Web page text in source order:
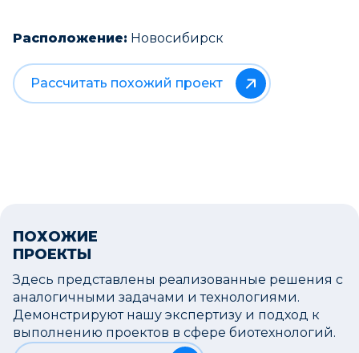
Расположение: Новосибирск
Рассчитать похожий проект
ПОХОЖИЕ
ПРОЕКТЫ
Здесь представлены реализованные решения с
аналогичными задачами и технологиями.
Демонстрируют нашу экспертизу и подход к
выполнению проектов в сфере биотехнологий.